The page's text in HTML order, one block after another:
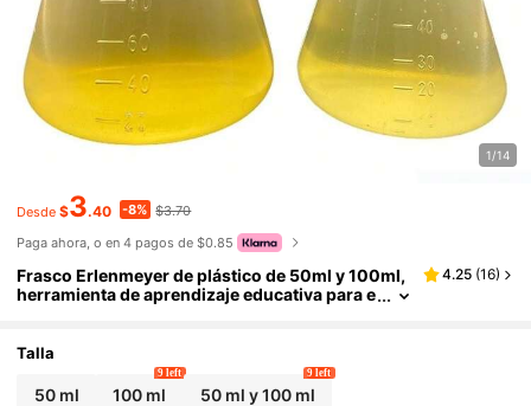
1/14
Desde $3.40 -8% $3.70
Paga ahora, o en 4 pagos de $0.85
Frasco Erlenmeyer de plástico de 50ml y 100ml,
herramienta de aprendizaje educativa para e
4.25 (16)
Talla
50 ml 100 ml
9 left
50 ml y 100 ml
9 left